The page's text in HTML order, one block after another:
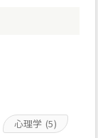
心理学 (5)